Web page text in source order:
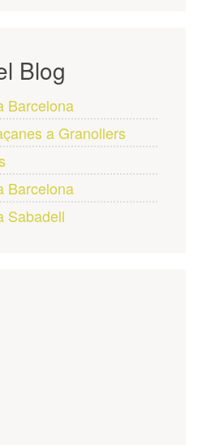
Blog
Barcelona
a Granollers
Barcelona
Sabadell